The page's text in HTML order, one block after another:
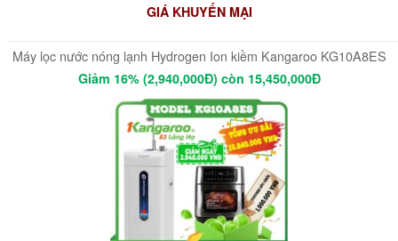
GIÁ KHUYẾN MẠI
Máy lọc nước nóng lạnh Hydrogen Ion kiềm Kangaroo KG10A8ES
Giảm 16% (2,940,000Đ) còn 15,450,000Đ